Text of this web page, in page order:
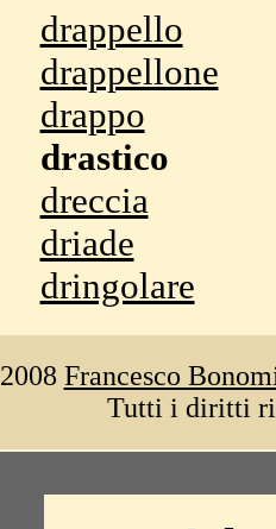
drappello
drappellone
drappo
drastico
dreccia
driade
dringolare
Francesco
Tutti i diritti